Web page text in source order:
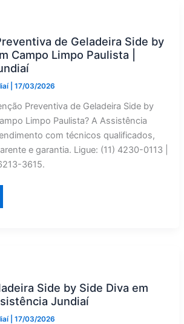
de Geladeira Side by
Campo Limpo Paulista |
|17/03/2026
Preventiva de Geladeira Side by
Limpo Paulista? A Assistência
com técnicos qualificados,
e garantia. Ligue: (11) 4230-0113 |
3615.
Side by Side Diva em
Jundiaí
|17/03/2026